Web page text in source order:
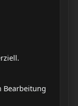
Bearbeitung